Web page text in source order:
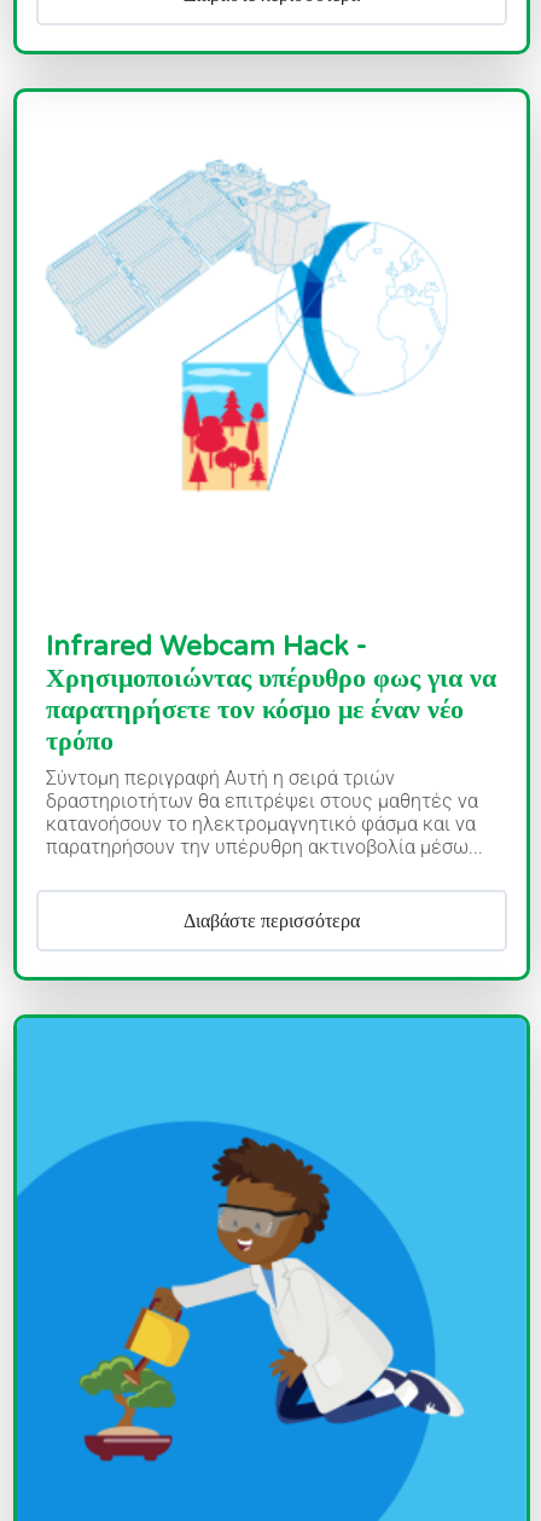
Infrared Webcam Hack -
Χρησιμοποιώντας υπέρυθρο φως για να
παρατηρήσετε τον κόσμο με έναν νέο
τρόπο
Σύντομη περιγραφή Αυτή η σειρά τριών
δραστηριοτήτων θα επιτρέψει στους μαθητές να
κατανοήσουν το ηλεκτρομαγνητικό φάσμα και να
παρατηρήσουν την υπέρυθρη ακτινοβολία μέσω...
Διαβάστε περισσότερα